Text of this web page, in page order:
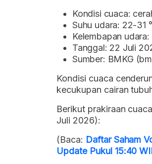
Kondisi cuaca:
Suhu udara: 22-31
Kelembapan
Tanggal: 22 Juli
Sumber: BMKG
Kondisi cuaca
kecukupan cairan
Berikut prakiraan
Juli 2026):
(Baca: Daftar Saham
Update Pukul 15:40